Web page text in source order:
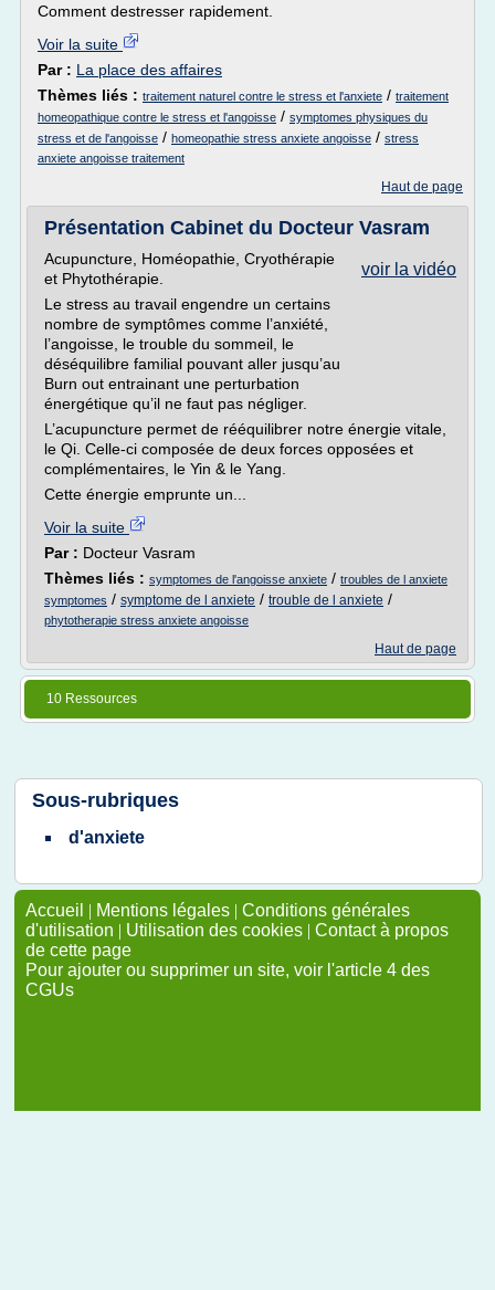
Comment destresser rapidement.
Voir la suite
Par : La place des affaires
Thèmes liés : traitement naturel contre le stress et l'anxiete / traitement
homeopathique contre le stress et l'angoisse / symptomes physiques du
stress et de l'angoisse / homeopathie stress anxiete angoisse / stress
anxiete angoisse traitement
Haut de page
Présentation Cabinet du Docteur Vasram
voir la vidéo
Acupuncture, Homéopathie, Cryothérapie
et Phytothérapie.
Le stress au travail engendre un certains
nombre de symptômes comme l’anxiété,
l’angoisse, le trouble du sommeil, le
déséquilibre familial pouvant aller jusqu’au
Burn out entrainant une perturbation
énergétique qu’il ne faut pas négliger.
L’acupuncture permet de rééquilibrer notre énergie vitale,
le Qi. Celle-ci composée de deux forces opposées et
complémentaires, le Yin & le Yang.
Cette énergie emprunte un...
Voir la suite
Par : Docteur Vasram
Thèmes liés : symptomes de l'angoisse anxiete / troubles de l anxiete
symptomes / symptome de l anxiete / trouble de l anxiete /
phytotherapie stress anxiete angoisse
Haut de page
10 Ressources
Sous-rubriques
d'anxiete
Accueil | Mentions légales | Conditions générales
d'utilisation | Utilisation des cookies | Contact à propos
de cette page
Pour ajouter ou supprimer un site, voir l'article 4 des
CGUs